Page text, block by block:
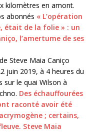
kilomètres en amont.
abonnés « L’opération
était de la folie » : un
l’amertume de ses
Steve Maia Caniço
juin 2019, à 4 heures du
sur le quai Wilson à
Des échauffourées
raconté avoir été
; certains,
Steve Maia